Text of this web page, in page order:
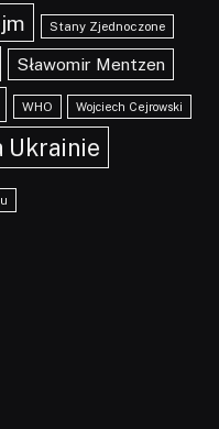
Stany Zjednoczone
Sławomir Mentzen
WHO Wojciech Cejrowski
Ukrainie